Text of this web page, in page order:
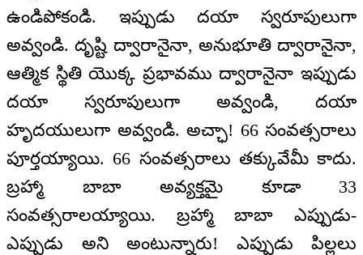
ఉండిపోకండి. ఇప్పుడు దయా స్వరూపులుగా
అవ్వండి. దృష్టి ద్వారానైనా, అనుభూతి ద్వారానైనా,
ఆత్మిక స్థితి యొక్క ప్రభావము ద్వారానైనా ఇప్పుడు
దయా స్వరూపులుగా అవ్వండి, దయా
హృదయులుగా అవ్వండి. అచ్ఛా! 66 సంవత్సరాలు
పూర్తయ్యాయి. 66 సంవత్సరాలు తక్కువేమీ కాదు.
బ్రహ్మా బాబా అవ్యక్తమై కూడా 33
సంవత్సరాలయ్యాయి. బ్రహ్మా బాబా ఎప్పుడు-
ఎప్పుడు అని అంటున్నారు! ఎప్పుడు పిల్లలు